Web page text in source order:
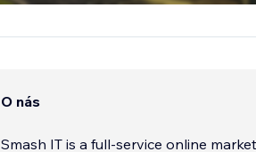
O nás
Smash IT is a full-service online